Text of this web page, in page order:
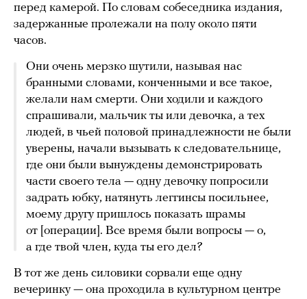
перед камерой. По словам собеседника издания,
задержанные пролежали на полу около пяти
часов.
Они очень мерзко шутили, называя нас
бранными словами, конченными и все такое,
желали нам смерти. Они ходили и каждого
спрашивали, мальчик ты или девочка, а тех
людей, в чьей половой принадлежности не были
уверены, начали вызывать к следовательнице,
где они были вынуждены демонстрировать
части своего тела — одну девочку попросили
задрать юбку, натянуть леггинсы посильнее,
моему другу пришлось показать шрамы
от [операции]. Все время были вопросы — о,
а где твой член, куда ты его дел?
В тот же день силовики сорвали еще одну
вечеринку — она проходила в культурном центре